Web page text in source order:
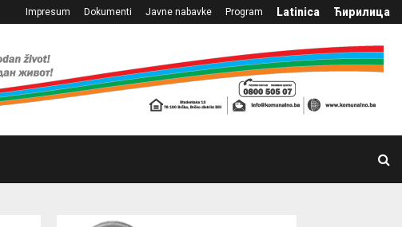
Impresum Dokumenti Javne nabavke Program Latinica Ћирилица